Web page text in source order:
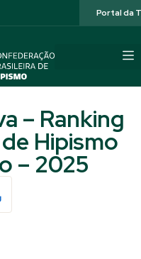
Portal da
– Ranking
Hipismo
– 2025